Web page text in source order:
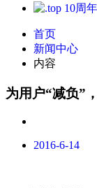
首页
新闻中心
内容
为用户“减负”
2016-6-14